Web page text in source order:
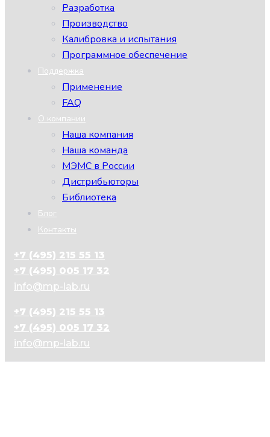
Разработка
Производство
Калибровка и испытания
Программное обеспечение
Поддержка
Применение
FAQ
О компании
Наша компания
Наша команда
МЭМС в России
Дистрибьюторы
Библиотека
Блог
Контакты
+7 (495) 215 55 13
+7 (495) 005 17 32
info@mp-lab.ru
+7 (495) 215 55 13
+7 (495) 005 17 32
info@mp-lab.ru